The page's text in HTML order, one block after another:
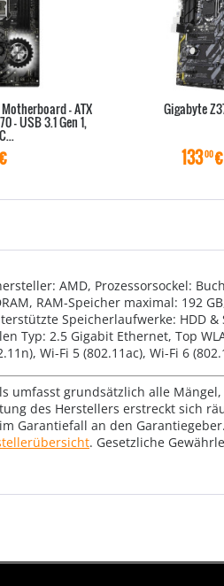
- ATX
- USB 3.1 Gen 1,
Gigabyte
13300€
AMD, Prozessorsockel:
RAM-Speicher maximal: 192
Speicherlaufwerke: HDD &
Typ: 2.5 Gigabit Ethernet, Top
Wi-Fi 5 (802.11ac), Wi-Fi 6
umfasst grundsätzlich alle
des Herstellers erstreckt sich
Garantiefall an den
. Gesetzliche